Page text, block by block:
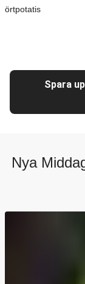
örtpotatis
Spara
Nya